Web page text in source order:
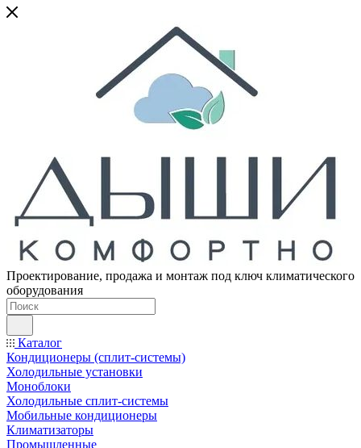
Проектирование, продажа и монтаж под ключ климатического
оборудования
Каталог
Кондиционеры (сплит-системы)
Холодильные установки
Моноблоки
Холодильные сплит-системы
Мобильные кондиционеры
Климатизаторы
Промышленные